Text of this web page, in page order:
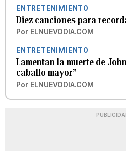
ENTRETENIMIENTO
Diez canciones para
Por ELNUEVODIA.COM
ENTRETENIMIENTO
Lamentan la muerte de
caballo mayor”
Por ELNUEVODIA.COM